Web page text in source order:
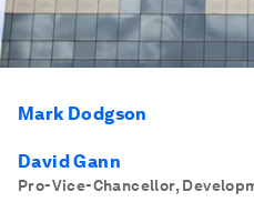
Mark Dodgson
David Gann
Pro-Vice-Chancellor,